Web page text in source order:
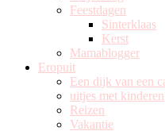
Feestdagen
Sinterklaas
Kerst
Mamablogger
Eropuit
Een dijk van een
uitjes met kinderen
Reizen
Vakantie